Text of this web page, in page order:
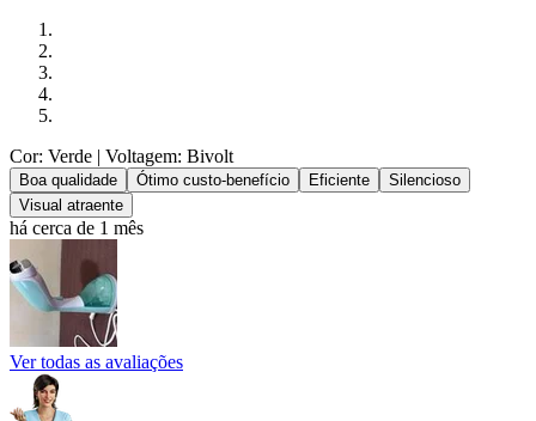
Cor: Verde | Voltagem: Bivolt
Boa qualidade Ótimo custo-benefício Eficiente
Silencioso
Visual atraente
há cerca de 1 mês
Ver todas as avaliações